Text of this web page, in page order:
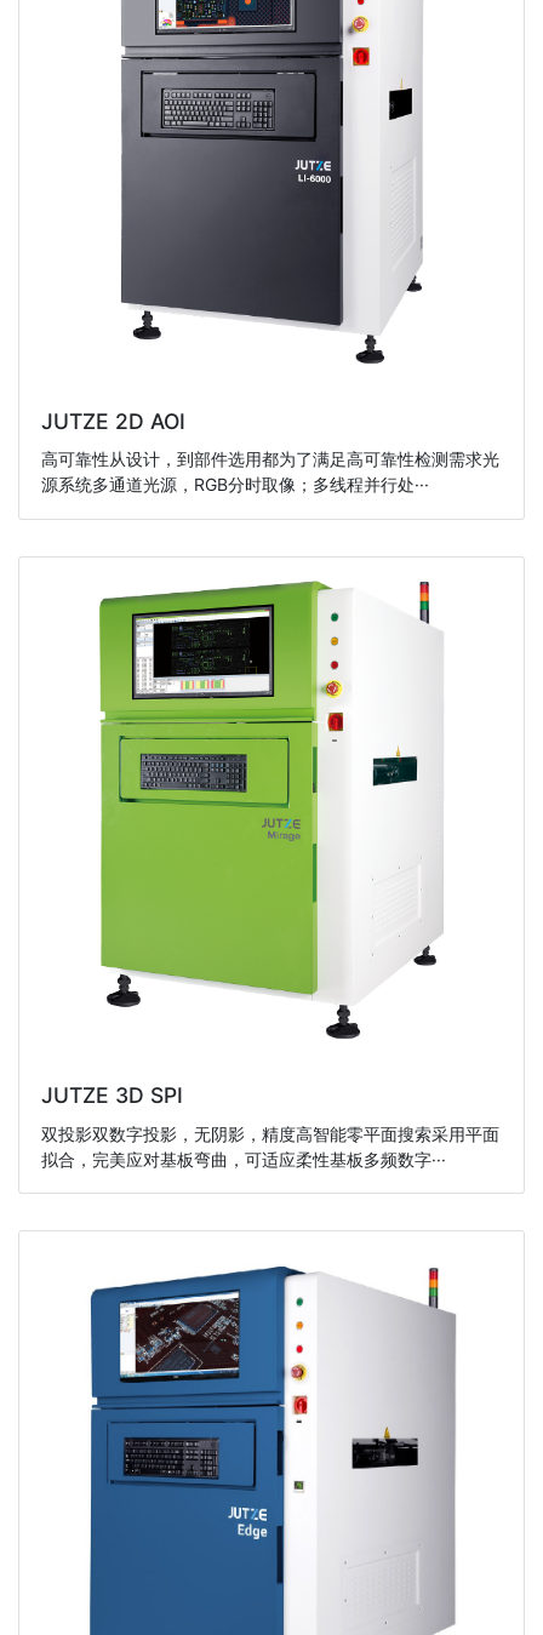
JUTZE 2D AOI
高可靠性从设计，到部件选用都为了满足高可靠性检测需求光
源系统多通道光源，RGB分时取像；多线程并行处···
JUTZE 3D SPI
双投影双数字投影，无阴影，精度高智能零平面搜索采用平面
拟合，完美应对基板弯曲，可适应柔性基板多频数字···